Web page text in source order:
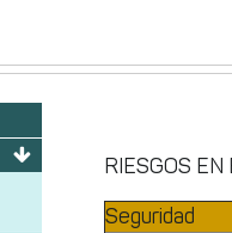
RIESGOS
Seguridad